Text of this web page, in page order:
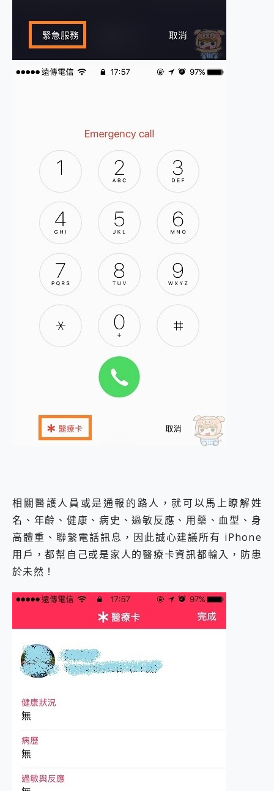
相關醫護人員或是通報的路人，就可以馬上瞭解姓
名、年齡、健康、病史、過敏反應、用藥、血型、身
高體重、聯繫電話訊息，因此誠心建議所有 iPhone
用戶，都幫自己或是家人的醫療卡資訊都輸入，防患
於未然！